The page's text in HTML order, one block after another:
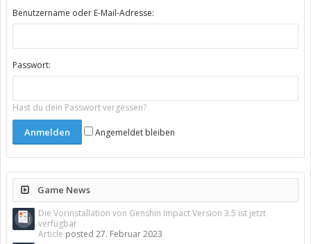
Benutzername oder E-Mail-Adresse:
Passwort:
Hast du dein Passwort vergessen?
Angemeldet bleiben
Game News
Die Vorinstallation von Genshin Impact Version 3.5 ist jetzt
verfügbar
Article posted 27. Februar 2023